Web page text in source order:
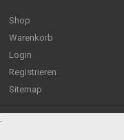
Shop
Warenkorb
Login
Registrieren
Sitemap